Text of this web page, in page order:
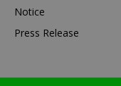
Notice
Press Release